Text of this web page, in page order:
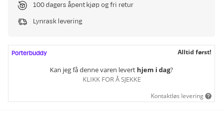
100 dagers åpent kjøp og fri retur
Lynrask levering
Alltid først!
Kan jeg få denne varen levert hjem i dag?
KLIKK FOR Å SJEKKE
Kontaktløs levering